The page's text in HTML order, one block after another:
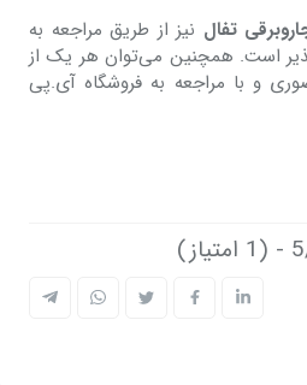
تفال نیز از طریق مراجعه به
است. همچنین می‌توان هر یک از
و با مراجعه به فروشگاه آی.پی